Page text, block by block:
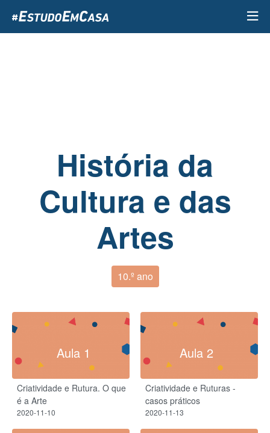
para
o
História da
Cultura e das
Artes
10.º ano
Aula 1
Criatividade e Rutura. O que
é a Arte
2020-11-10
Aula 2
Criatividade e Ruturas -
casos práticos
2020-11-13